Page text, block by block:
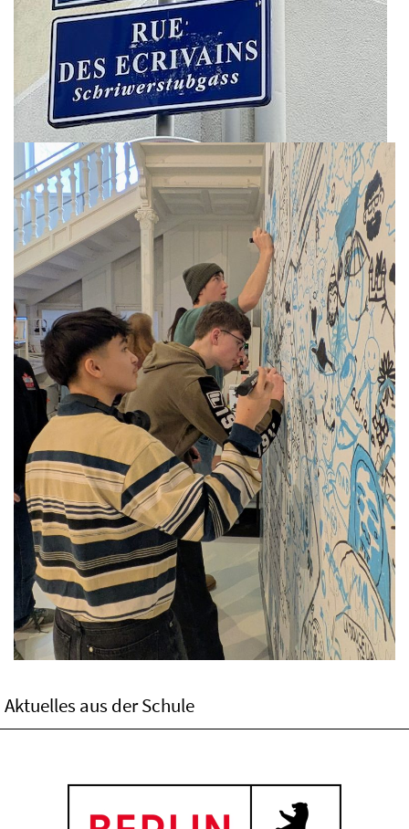
Aktuelles aus der Schule